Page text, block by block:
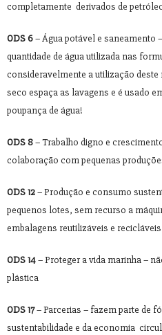
completamente derivados de
ODS 6– Água potável e saneamento
quantidade de água utilizada nas
consideravelmente a utilização
seco espaça as lavagens e é usado
poupança de água!
ODS 8– Trabalho digno e
colaboração com pequenas
ODS 12– Produção e consumo
pequenos lotes, sem recurso a
embalagens reutilizáveis e
ODS 14– Proteger a vida marinha –
plástica
ODS 17– Parcerias – fazem parte de
sustentabilidade e da economia